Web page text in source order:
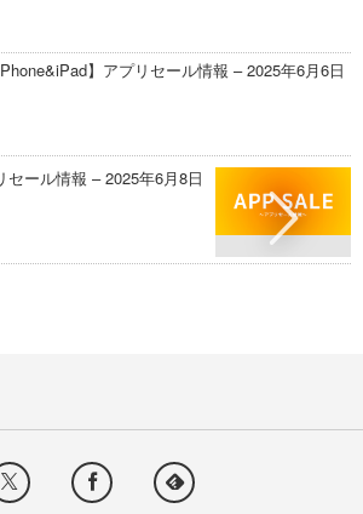
iPhone&iPad】アプリセール情報 – 2025年6月6日
セール情報 – 2025年6月8日